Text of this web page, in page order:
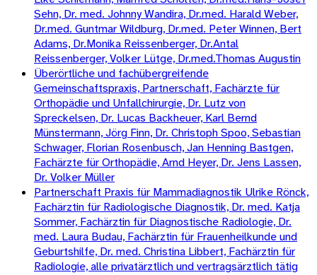
Sehn, Dr. med. Johnny Wandira, Dr.med. Harald Weber,
Dr.med. Guntmar Wildburg, Dr.med. Peter Winnen, Bert
Adams, Dr.Monika Reissenberger, Dr.Antal
Reissenberger, Volker Lütge, Dr.med.Thomas Augustin
Überörtliche und fachübergreifende
Gemeinschaftspraxis, Partnerschaft, Fachärzte für
Orthopädie und Unfallchirurgie, Dr. Lutz von
Spreckelsen, Dr. Lucas Backheuer, Karl Bernd
Münstermann, Jörg Finn, Dr. Christoph Spoo, Sebastian
Schwager, Florian Rosenbusch, Jan Henning Bastgen,
Fachärzte für Orthopädie, Arnd Heyer, Dr. Jens Lassen,
Dr. Volker Müller
Partnerschaft Praxis für Mammadiagnostik Ulrike Rönck,
Fachärztin für Radiologische Diagnostik, Dr. med. Katja
Sommer, Fachärztin für Diagnostische Radiologie, Dr.
med. Laura Budau, Fachärztin für Frauenheilkunde und
Geburtshilfe, Dr. med. Christina Libbert, Fachärztin für
Radiologie, alle privatärztlich und vertragsärztlich tätig